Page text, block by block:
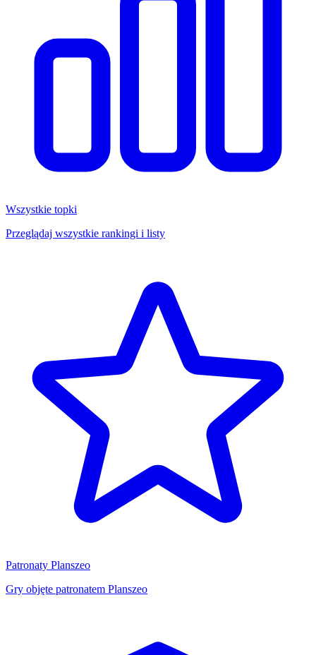
Wszystkie topki
Przeglądaj wszystkie rankingi i listy
Patronaty Planszeo
Gry objęte patronatem Planszeo